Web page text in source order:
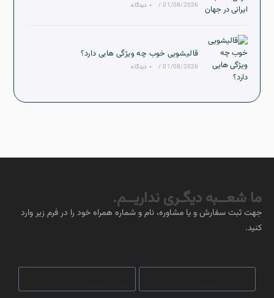
01/08/2026
/ ۰ دیدگاه
قالیشویی خوب چه ویژگی هایی دارد؟
01/08/2026
/ ۰ دیدگاه
ما شعــبه دیگـری نداریــم.
جهت ثبت سفارش و یا مشاوره، نام و شماره همراه خود را در فرم زیر وارد
کنید.